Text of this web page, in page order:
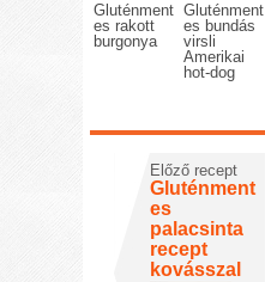
Gluténment
es rakott
burgonya
Gluténment
es bundás
virsli
Amerikai
hot-dog
Előző recept
Gluténment
es
palacsinta
recept
kovásszal